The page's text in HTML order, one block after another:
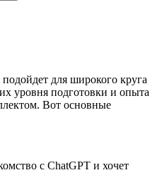
подойдет для широкого круга
уровня подготовки и опыта
Вот основные
с ChatGPT и хочет